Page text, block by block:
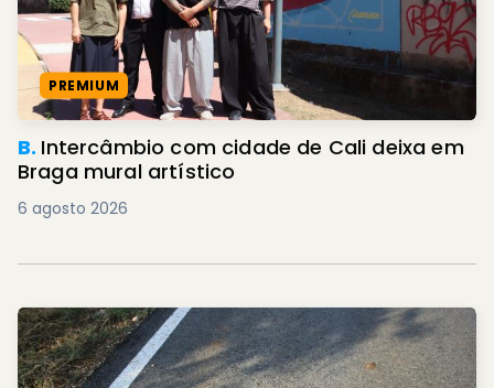
PREMIUM
B. Intercâmbio com cidade de Cali deixa em
Braga mural artístico
6 agosto 2026